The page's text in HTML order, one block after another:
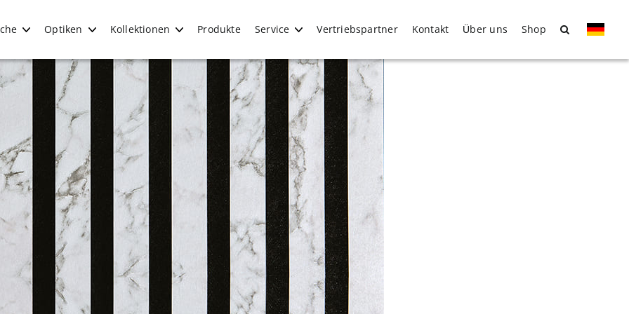
Optiken Kollektionen Produkte Service Vertriebspartner Kontakt Über uns Shop